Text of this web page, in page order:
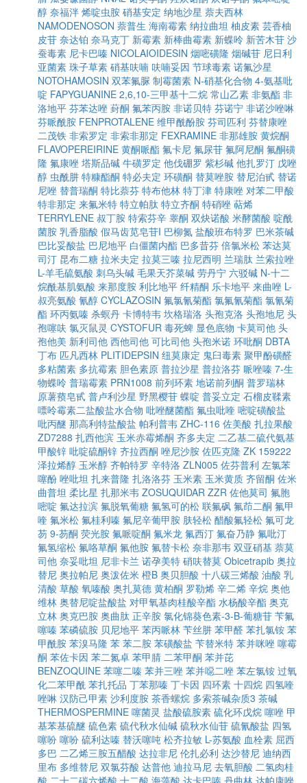
醇 奈福泮 烯啶虫胺 硝基安定 纳地沙星 萘夫西林
NAMODENOSON 萘普生 海南霉素 纳拉曲坦 柚皮素 芸香柚
皮苷 奈达铂 奈马克丁 新霉素 新棒曲霉素 新蝶呤 新苦木苷 沙
蚕毒素 尼卡巴嗪 NICOLAIOIDESIN 烟嘧磺隆 烟碱苷 尼日利
亚菌素 珠子草素 硝基呋喃 呋喃妥因 节球毒素 诺氟沙星
NOTOHAMOSIN 双苯氟脲 制霉菌素 N-硝基化合物 4-氨基吡
啶 FAPYGUANINE 2,6,10-三甲基十二烷 常山乙素 非氨酯 非
洛地平 芬苯达唑 葑酮 氟苯丙胺 非诺贝特 芬诺宁 非诺沙唑啉
芬哌酰胺 FENPROTALENE 维甲酰酚胺 芬司匹利 芬替康唑
二茂铁 非索罗定 非索非那定 FEXRAMINE 非那雄胺 黄烷酮
FLAVOPEREIRINE 黄酮哌酯 氟卡尼 氟尿苷 氟阿尼酮 氟酮磺
隆 氟康唑 塔斯品碱 牛磺罗定 他伐硼罗 紫杉碱 他扎罗汀 戊唑
醇 虫酰肼 特糠酯酮 特必夫定 环磺酮 替莫唑胺 替尼泊甙 替诺
尼唑 替普瑞酮 特比萘芬 特布他林 特丁津 特康唑 对苯二甲酸
特非那定 来氟米特 特立帕肽 特立齐酮 特硝唑 萜烯
TERRYLENE 叔丁胺 特索芬辛 睾酮 双炔诺酸 米酵菌酸 啶酰
菌胺 乳香脂酸 假马齿苋皂苷I 巴柳氮 盐酸班布特罗 巴米茶碱
巴比妥酸盐 巴尼地平 白僵菌内酯 巴多昔芬 倍氯米松 苯达莫
司汀 昆布二糖 拉米夫定 拉莫三嗪 拉尼西明 兰瑞肽 兰索拉唑
L-羊毛硫氨酸 刺乌头碱 毛果天芥菜碱 劳丹宁 六驳碱 N-十二
烷酰基肌氨酸 来那度胺 利比地平 纤精酮 乐卡地平 来曲唑 L-
叔亮氨酸 氰醇 CYCLAZOSIN 氟氯氰菊酯 氯氟氰菊酯 氯氰菊
酯 环丙氨嗪 杀螟丹 卡博特韦 坎格瑞洛 头孢克洛 头孢地尼 头
孢噻呋 氯灭鼠灵 CYSTOFUR 毒死蜱 显色底物 卡莫司他 头
孢他美 新利司他 西他司他 可比司他 头孢米诺 环吡酮 DBTA
丁布 匹凡西林 PLITIDEPSIN 纽莫康定 鬼臼毒素 聚甲酚磺醛
多粘菌素 多抗霉素 胆色素原 普拉沙星 普拉洛芬 哌唑嗪 7-生
物蝶呤 普瑞霉素 PRN1008 前列环素 地诺前列酮 普罗瑞林
原薯蓣皂甙 普卢利沙星 野黑樱苷 蝶啶 普妥立定 石榴皮鞣素
嘌呤霉素二盐酸盐水合物 吡唑醚菌酯 氟虫吡喹 嘧啶磺酸盐
吡丙醚 那高利特盐酸盐 帕利普韦 ZHC-116 佐美酸 扎拉果酸
ZD7288 扎西他滨 玉米赤霉烯酮 齐多夫定 二乙基二硫代氨基
甲酸锌 吡啶硫酮锌 齐拉西酮 唑尼沙胺 佐匹克隆 ZK 159222
泽拉烯醇 玉米醇 齐帕特罗 辛特洛 ZLN005 佐芬普利 左氯苯
噻酚 唑吡坦 扎来普隆 扎洛洛芬 玉米素 玉米黄质 齐留酮 佐米
曲普坦 柔比星 扎那米韦 ZOSUQUIDAR ZZR 佐他莫司 氟胞
嘧啶 氟达拉滨 氟脱氧葡糖 氟氢可的松 联氟砜 氟茚二酮 氟甲
喹 氟米松 氟桂利嗪 氟尼辛葡甲胺 肤轻松 醋酸氟轻松 氟可龙
芴 9-芴酮 荧光胺 氟哌啶酮 氟米龙 氟西汀 氟奋乃静 氟吡汀
氟氢缩松 氟咯草酮 氟他胺 氟替卡松 奈非那韦 双亚硝基 萘莫
司他 奈妥吡坦 尼非卡兰 诺孕美特 硝呋替莫 Obicetrapib 奥拉
替尼 奥拉帕尼 奥泼佐米 橙B 奥贝胆酸 十八碳三烯酸 油酸 乳
清酸 草酸 氧嗪酸 奥扎莫德 黄柏酮 罗勒烯 辛二烯 辛烷 奥他
维林 奥替尼啶盐酸盐 对甲氧基肉桂酸辛酯 水杨酸辛酯 奥克
立林 奥克巴胺 奥曲肽 正辛胺 氯化锦葵色素-3-Β-葡糖苷 苄氟
噻嗪 苯磷硫胺 贝尼地平 苯丙哌林 苄丝肼 苯甲醛 苯扎氯铵 苯
甲酰胺 苯溴马隆 苯 苯二胺 苯磺酸盐 苄替米特 苯并咪唑 噻霉
酮 苯佐卡因 苯二氮卓 苯甲腈 二苯甲酮 苯并芘
BENZOQUINE 苯噻二嗪 苯并三唑 苯并噁二唑 苯左氯铵 过氧
化二苯甲酰 苯扎托品 丁苯那嗪 丁卡因 四环素 十四烷 四氢喹
唑啉 汉防己甲素 沙利度胺 茶香螺烷 多索茶碱杂质3 茶碱
THERMOSPERMINE 噻菌灵 盐酸硫胺素 硫化环戊烷 噻唑 甲
基苯基硫醚 硫色素 硫代秋水仙碱 硫秋水仙苷 硫氰酸盐 四氢
噻吩 噻吩 硫利达嗪 替沃噻吨 松齐拉敏 L-苏氨酸 血栓素 屈西
多巴 二乙烯三胺五醋酸 达拉非尼 伦扎必利 达沙替尼 迪纳西
里布 多维替尼 双氯芬酸 达普他 迪拉马尼 去氧胆酸 二氢肉桂
酸 二十二碳六烯酸 十二酸 海藻酸 达卡巴嗪 丹曲林 达帕康唑